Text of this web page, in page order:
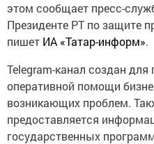
этом сообщает пресс-
Президенте РТ по защите
пишет ИА «Татар-информ».
Telegram-канал создан для
оперативной помощи
возникающих проблем.
предоставляется
государственных